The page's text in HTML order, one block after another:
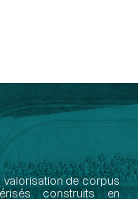
valorisation de corpus
construits en